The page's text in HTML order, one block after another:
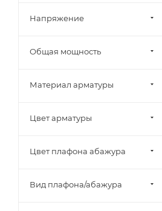
Lightstar (
Mantra (0)
Odeon Light (0)
Seven Fires (0)
Напряжение
Общая мощность
Материал арматуры
Цвет арматуры
Цвет плафона абажура
Вид плафона/абажура